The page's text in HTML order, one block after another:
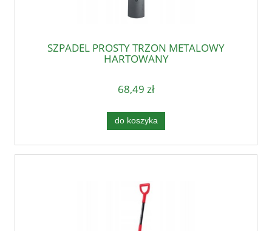
SZPADEL PROSTY TRZON METALOWY
HARTOWANY
68,49 zł
do koszyka